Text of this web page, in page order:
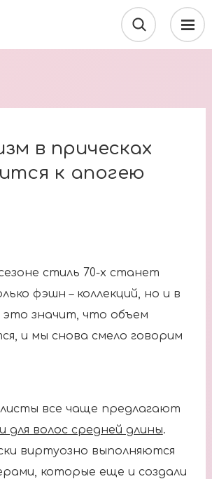
в прическах
к апогею
стиль 70-х станет
фэшн – коллекций, но и в
это значит, что объем
и мы снова смело говорим
все чаще предлагают
для волос средней длины.
виртуозно выполняются
которые еще и создали